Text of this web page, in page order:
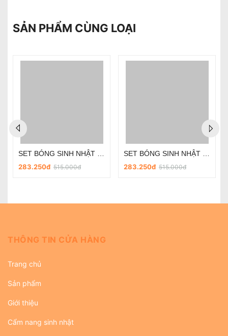
SẢN PHẨM CÙNG LOẠI
283.250đ 515.000đ
283.250đ 515.000đ
THÔNG TIN CỬA HÀNG
Trang chủ
Sản phẩm
Giới thiệu
Cẩm nang sinh nhật